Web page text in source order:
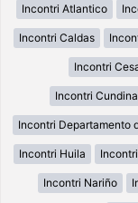
Incontri Atlantico
Incontri Caldas
Incontri
Incontri
Incontri Departamento
Incontri Huila
Incontri Nariño